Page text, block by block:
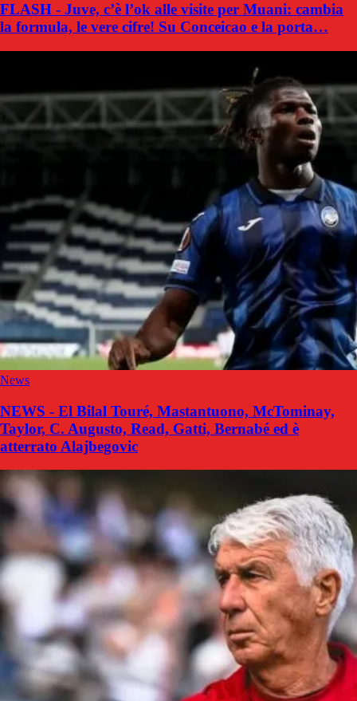
FLASH - Juve, c’è l’ok alle visite per Muani: cambia
la formula, le vere cifre! Su Conceicao e la porta…
News
NEWS - El Bilal Touré, Mastantuono, McTominay,
Taylor, C. Augusto, Read, Gatti, Bernabé ed è
atterrato Alajbegovic